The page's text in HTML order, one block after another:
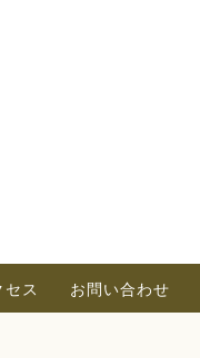
セス お問い合わせ